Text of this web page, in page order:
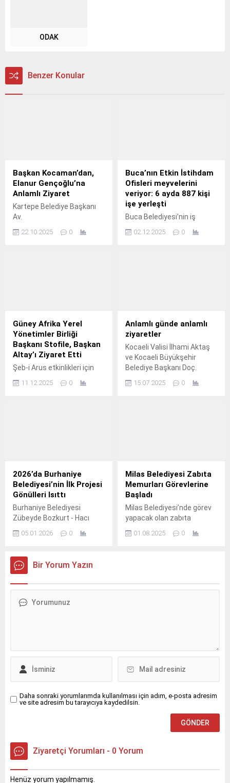
ODAK
Benzer Konular
Başkan Kocaman’dan,
Elanur Gençoğlu’na
Anlamlı Ziyaret
Kartepe Belediye Başkanı
Av.
22.10.2025 0
Buca’nın Etkin İstihdam
Ofisleri meyvelerini
veriyor: 6 ayda 887 kişi
işe yerleşti
Buca Belediyesi’nin iş
olan firmaları bir araya
02.12.2025 0
Güney Afrika Yerel
Yönetimler Birliği
Başkanı Stofile, Başkan
Altay’ı Ziyaret Etti
Şeb-i Arus etkinlikleri için
Afrika Yerel Yönetimler
11.12.2025 0
Anlamlı günde anlamlı
ziyaretler
Kocaeli Valisi İlhami Aktaş
ve Kocaeli Büyükşehir
Belediye Başkanı Doç.
15.07.2025 0
2026’da Burhaniye
Belediyesi’nin İlk Projesi
Gönülleri Isıttı
Burhaniye Belediyesi
Zübeyde Bozkurt - Hacı
Haydar Bozkurt Huzurevi”
protokolü imzalandı.
05.01.2026 0
Milas Belediyesi Zabıta
Memurları Görevlerine
Başladı
Milas Belediyesi’nde görev
yapacak olan zabıta
memurları bugün itibariyle
görevlerine başladı.
01.08.2025 0
Bir Yorum Yazın
Daha sonraki yorumlarımda kullanılması için adım, e-posta adresim
ve site adresim bu tarayıcıya kaydedilsin.
Ziyaretçi Yorumları - 0 Yorum
Henüz yorum yapılmamış.